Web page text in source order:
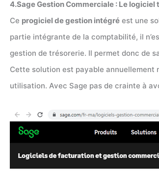
4.Sage Gestion Commerciale : Le logiciel
Ce progiciel de gestion intégré est une
partie intégrante de la comptabilité, il
gestion de trésorerie. Il permet donc de
Cette solution est payable annuellement
utilisation. Avec Sage pas de crainte à